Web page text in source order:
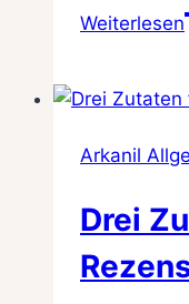
Weiterlesen
Arkanil
Drei